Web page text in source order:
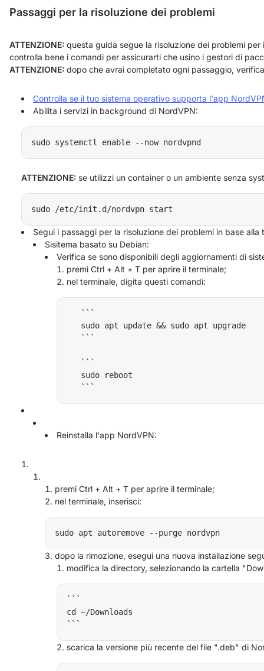
Passaggi per la risoluzione dei problemi
ATTENZIONE: questa guida segue la risoluzione dei problemi
controlla bene i comandi per assicurarti che usino i gestori di
ATTENZIONE: dopo che avrai completato ogni passaggio,
Controlla se il tuo sistema operativo supporta l'app
Abilita i servizi in background di NordVPN:
ATTENZIONE: se utilizzi un container o un ambiente senza
Segui i passaggi per la risoluzione dei problemi in base
Sisitema basato su Debian:
Verifica se sono disponibili degli aggiornamenti di
premi Ctrl + Alt + T per aprire il terminale;
nel terminale, digita questi comandi:
   ```
   sudo apt update && sudo apt upgrade
   ```
   ```
   sudo reboot
Reinstalla l'app NordVPN:
premi Ctrl + Alt + T per aprire il terminale;
nel terminale, inserisci:
dopo la rimozione, esegui una nuova installazione
modifica la directory, selezionando la cartella
```
cd ~/Downloads
scarica la versione più recente del file ".deb" di